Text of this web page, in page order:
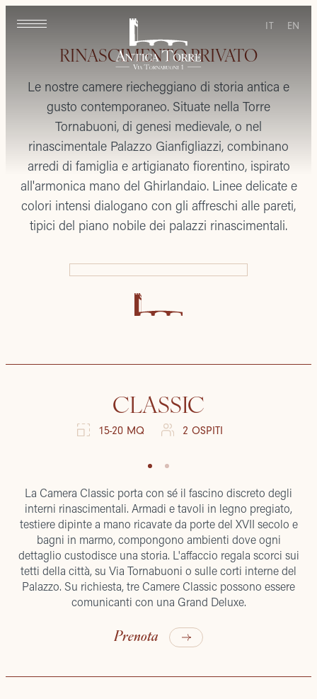
IT EN
RINASCIMENTO PRIVATO
Le nostre camere riecheggiano di storia antica e
gusto contemporaneo. Situate nella Torre
Tornabuoni, di genesi medievale, o nel
rinascimentale Palazzo Gianfigliazzi, combinano
arredi di famiglia e artigianato fiorentino, ispirato
all'armonica mano del Ghirlandaio. Linee delicate e
colori intensi dialogano con gli affreschi alle pareti,
tipici del piano nobile dei palazzi rinascimentali.
CLASSIC
15-20 MQ 2 OSPITI
La Camera Classic porta con sé il fascino discreto degli
interni rinascimentali. Armadi e tavoli in legno pregiato,
testiere dipinte a mano ricavate da porte del XVII secolo e
bagni in marmo, compongono ambienti dove ogni
dettaglio custodisce una storia. L'affaccio regala scorci sui
tetti della città, su Via Tornabuoni o sulle corti interne del
Palazzo. Su richiesta, tre Camere Classic possono essere
comunicanti con una Grand Deluxe.
Prenota